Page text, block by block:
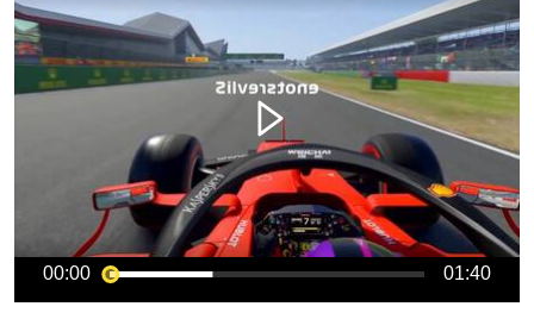
00:00 01:40